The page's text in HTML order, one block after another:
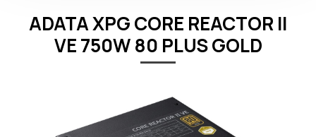
ADATA XPG CORE REACTOR II
VE 750W 80 PLUS GOLD